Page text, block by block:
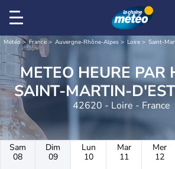
Météo France Auvergne-Rhône-Alpes Loire Saint-
METEO HEURE PAR
SAINT-MARTIN-
42620 - Loire - France
Sam
08
Dim
09
Lun
10
Mar
11
Mer
12